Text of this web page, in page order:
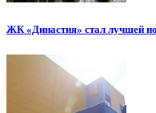
ЖК «Династия» стал лучшей